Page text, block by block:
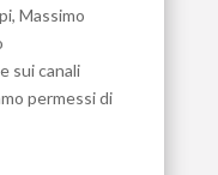
Massimo
sui canali
permessi di